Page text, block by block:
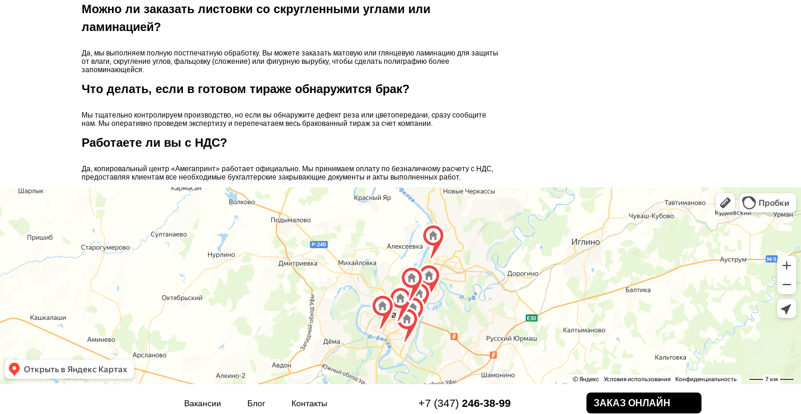
Можно ли заказать листовки со скругленными углами или
ламинацией?
Да, мы выполняем полную постпечатную обработку. Вы можете заказать матовую или глянцевую ламинацию для защиты
от влаги, скругление углов, фальцовку (сложение) или фигурную вырубку, чтобы сделать полиграфию более
запоминающейся.
Что делать, если в готовом тираже обнаружится брак?
Мы тщательно контролируем производство, но если вы обнаружите дефект реза или цветопередачи, сразу сообщите
нам. Мы оперативно проведем экспертизу и перепечатаем весь бракованный тираж за счет компании.
Работаете ли вы с НДС?
Да, копировальный центр «Амегапринт» работает официально. Мы принимаем оплату по безналичному расчету с НДС,
предоставляя клиентам все необходимые бухгалтерские закрывающие документы и акты выполненных работ.
Вакансии Блог Контакты +7 (347) 246-38-99 ЗАКАЗ ОНЛАЙН